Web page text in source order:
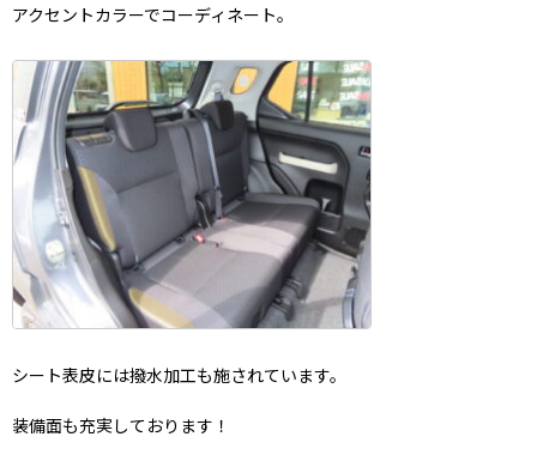
アクセントカラーでコーディネート。
シート表皮には撥水加工も施されています。
装備面も充実しております！